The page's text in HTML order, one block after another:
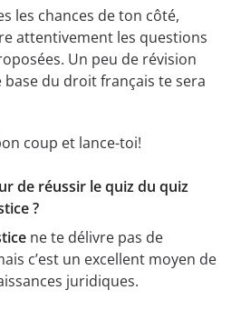
les chances de ton côté,
attentivement les questions
Un peu de révision
du droit français te sera
coup et lance-toi!
de réussir le quiz du quiz
?
ne te délivre pas de
c’est un excellent moyen de
juridiques.